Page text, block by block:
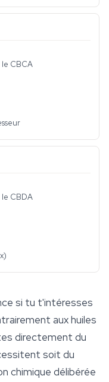
CBCA
CBDA
si tu t'intéresses
aux huiles
directement du
soit du
chimique délibérée